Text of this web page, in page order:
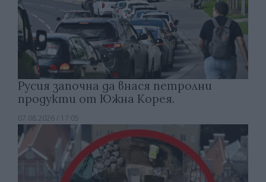
Русия започна да внася петролни
продукти от Южна Корея.
07.08.2026 / 17:05